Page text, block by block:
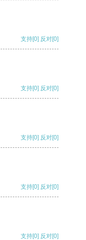
支持[0] 反对[0]
支持[0] 反对[0]
支持[0] 反对[0]
支持[0] 反对[0]
支持[0] 反对[0]